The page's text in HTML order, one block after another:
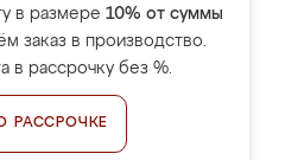
в размере 10% от суммы
заказ в производство.
в рассрочку без %.
РАССРОЧКЕ